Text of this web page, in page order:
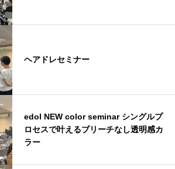
ヘアドレセミナー
edol NEW color seminar シングルプ
ロセスで叶えるブリーチなし透明感カ
ラー